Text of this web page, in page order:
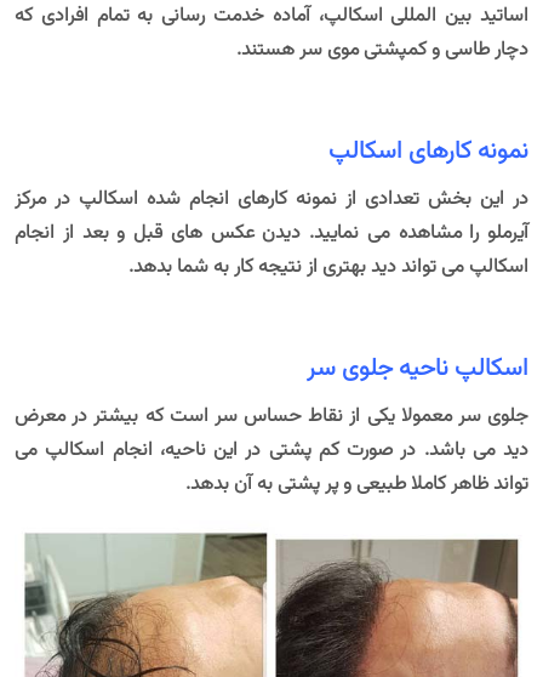
اساتید بین المللی اسکالپ، آماده خدمت رسانی به تمام افرادی که
دچار طاسی و کمپشتی موی سر هستند.
نمونه کارهای اسکالپ
در این بخش تعدادی از نمونه کارهای انجام شده اسکالپ درمرکز
آیرملو را مشاهده می نمایید. دیدن عکس های قبل و بعد از انجام
اسکالپ می تواند دید بهتری از نتیجه کار به شما بدهد.
اسکالپ ناحیه جلوی سر
جلوی سر معمولا یکی از نقاط حساس سر است که بیشتر در معرض
دید می باشد. در صورت کم پشتی در این ناحیه، انجام اسکالپ می
تواند ظاهر کاملا طبیعی و پر پشتی به آن بدهد.